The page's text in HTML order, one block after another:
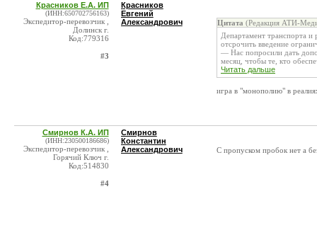
Красников Е.А. ИП
(ИНН:650702756163)
Экспедитор-перевозчик ,
Долинск г.
Код:779316
#3
Красников
Евгений
Александрович
Цитата (Редакция АТИ-
Департамент транспорта
отсрочить введение
— Нас попросили дать
месяц, чтобы те, кто
Читать дальше
игра в "монополию" в
Смирнов К.А. ИП
(ИНН:230500186686)
Экспедитор-перевозчик ,
Горячий Ключ г.
Код:514830
#4
Смирнов
Константин
Александрович
С пропуском пробок нет а